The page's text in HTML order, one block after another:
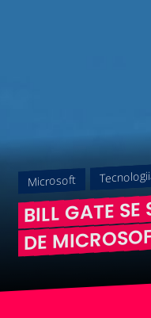
Microsoft
BILL GATE
DE